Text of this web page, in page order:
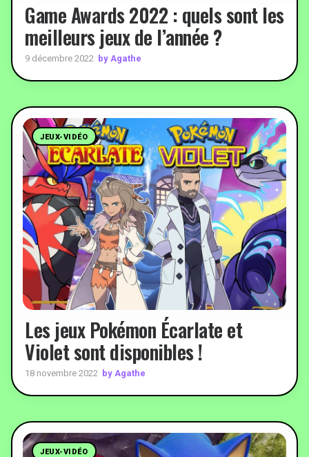
Game Awards 2022 : quels sont les
meilleurs jeux de l’année ?
9 décembre 2022 by Agathe
JEUX-VIDÉO
Les jeux Pokémon Écarlate et
Violet sont disponibles !
18 novembre 2022 by Agathe
JEUX-VIDÉO